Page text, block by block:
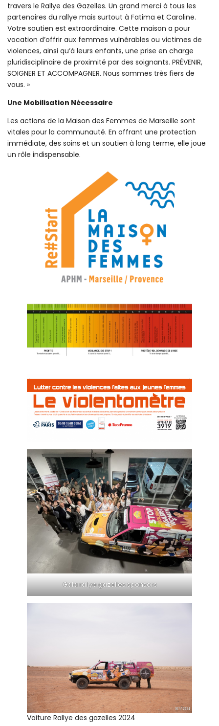
travers le Rallye des Gazelles. Un grand merci à tous les
partenaires du rallye mais surtout à Fatima et Caroline.
Votre soutien est extraordinaire. Cette maison a pour
vocation d’offrir aux femmes vulnérables ou victimes de
violences, ainsi qu’à leurs enfants, une prise en charge
pluridisciplinaire de proximité par des soignants. PRÉVENIR,
SOIGNER ET ACCOMPAGNER. Nous sommes très fiers de
vous. »
Une Mobilisation Nécessaire
Les actions de la Maison des Femmes de Marseille sont
vitales pour la communauté. En offrant une protection
immédiate, des soins et un soutien à long terme, elle joue
un rôle indispensable.
Gala rallye gazelles sponsors
Voiture Rallye des gazelles 2024
Nos initiatives
Nos ambassadeurs
i’mag
Lancer un projet
Soutenir un projet